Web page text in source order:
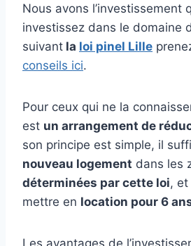
Nous avons l’investissement
investissez dans le domaine
suivant la loi pinel Lille
conseils ici.
Pour ceux qui ne la
est un arrangement de
son principe est simple, il
nouveau logement dans les
déterminées par cette loi,
mettre en location pour 6
Les avantages de